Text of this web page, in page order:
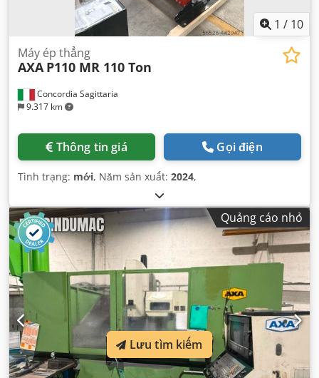
1 / 10
Concordia Sagittaria
9.317 km
Máy ép thẳng
AXA P110 MR 110 Ton
Thông tin giá Gọi điện
Tình trạng: mới, Năm sản xuất: 2024,
Quảng cáo nhỏ
Lưu tìm kiếm